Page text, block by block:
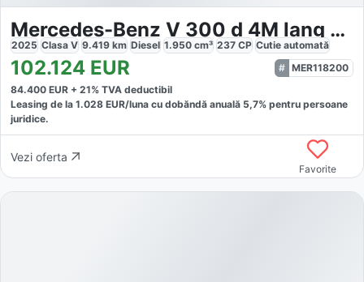
Mercedes-Benz V 300 d 4M lang AMG
2025 Clasa V 9.419 km Diesel 1.950 cm³ 237 CP Cutie automată
102.124 EUR
MER118200
84.400 EUR + 21% TVA deductibil
Leasing de la 1.028 EUR/luna cu dobăndă anuală 5,7% pentru persoane
juridice.
Vezi oferta
Favorite